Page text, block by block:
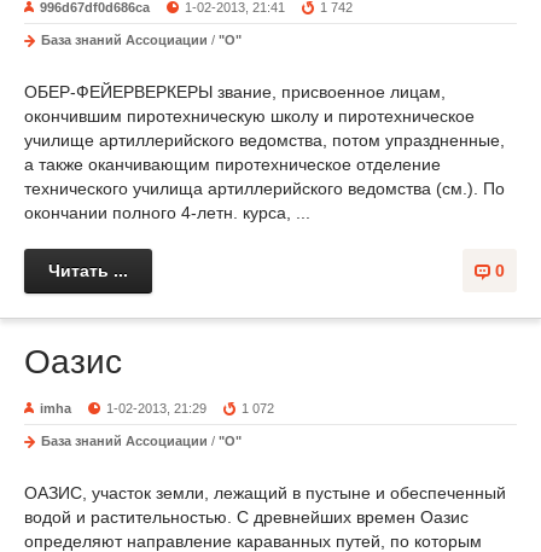
996d67df0d686ca 1-02-2013, 21:41 1 742
База знаний Ассоциации / "О"
ОБЕР-ФЕЙЕРВЕРКЕРЫ звание, присвоенное лицам,
окончившим пиротехническую школу и пиротехническое
училище артиллерийского ведомства, потом упраздненные,
а также оканчивающим пиротехническое отделение
технического училища артиллерийского ведомства (см.). По
окончании полного 4-летн. курса, ...
0
Читать ...
Оазис
imha 1-02-2013, 21:29 1 072
База знаний Ассоциации / "О"
ОАЗИС, участок земли, лежащий в пустыне и обеспеченный
водой и растительностью. С древнейших времен Оазис
определяют направление караванных путей, по которым